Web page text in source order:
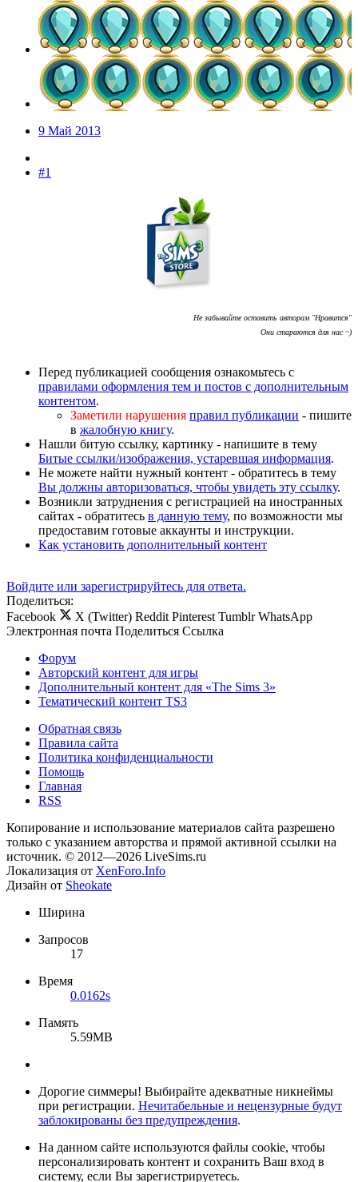
9 Май 2013
#1
Не забывайте оставить авторам "Нравится"
Они стараются для нас ~)
Перед публикацией сообщения ознакомьтесь с
правилами оформления тем и постов с дополнительным
контентом.
Заметили нарушения правил публикации - пишите
в жалобную книгу.
Нашли битую ссылку, картинку - напишите в тему
Битые ссылки/изображения, устаревшая информация.
Не можете найти нужный контент - обратитесь в тему
Вы должны авторизоваться, чтобы увидеть эту ссылку.
Возникли затруднения с регистрацией на иностранных
сайтах - обратитесь в данную тему, по возможности мы
предоставим готовые аккаунты и инструкции.
Как установить дополнительный контент
Войдите или зарегистрируйтесь для ответа.
Поделиться:
Facebook
X (Twitter) Reddit Pinterest Tumblr WhatsApp
Электронная почта Поделиться Ссылка
Форум
Авторский контент для игры
Дополнительный контент для «The Sims 3»
Тематический контент TS3
Обратная связь
Правила сайта
Политика конфиденциальности
Помощь
Главная
RSS
Копирование и использование материалов сайта разрешено
только с указанием авторства и прямой активной ссылки на
источник. © 2012—2026 LiveSims.ru
Локализация от XenForo.Info
Дизайн от Sheokate
Ширина
Запросов
17
Время
0.0162s
Память
5.59MB
Дорогие симмеры! Выбирайте адекватные никнеймы
при регистрации. Нечитабельные и нецензурные будут
заблокированы без предупреждения.
На данном сайте используются файлы cookie, чтобы
персонализировать контент и сохранить Ваш вход в
систему, если Вы зарегистрируетесь.